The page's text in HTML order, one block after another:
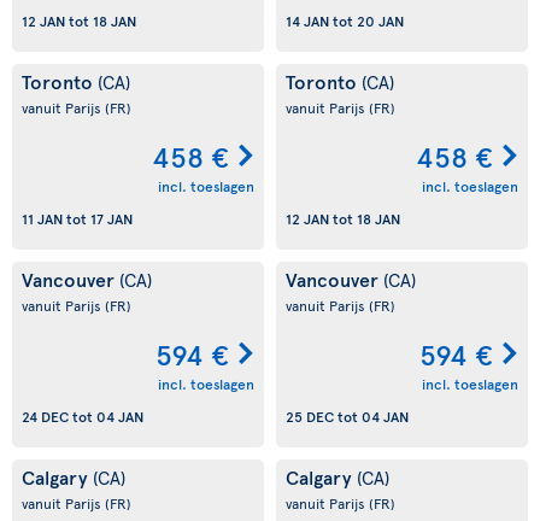
12 JANtot 18 JAN
14 JANtot 20 JAN
Toronto (CA)
vanuit Parijs (FR)
458 €
incl. toeslagen
11 JANtot 17 JAN
Toronto (CA)
vanuit Parijs (FR)
458 €
incl. toeslagen
12 JANtot 18 JAN
Vancouver (CA)
vanuit Parijs (FR)
594 €
incl. toeslagen
24 DECtot 04 JAN
Vancouver (CA)
vanuit Parijs (FR)
594 €
incl. toeslagen
25 DECtot 04 JAN
Calgary (CA)
vanuit Parijs (FR)
Calgary (CA)
vanuit Parijs (FR)